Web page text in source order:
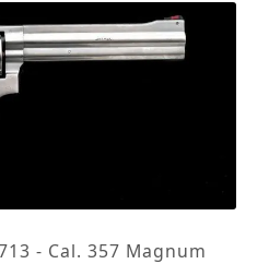
- Cal. 357 Magnum